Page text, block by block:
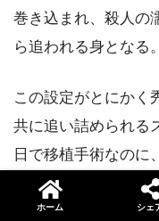
巻き込まれ、殺人の
ら追われる身となる。
この設定がとにかく
共に追い詰められる
日で移植手術なのに
ってなって、逃亡開
ホーム シェ